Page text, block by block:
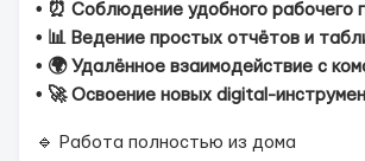
• ⏰ Соблюдение удобного рабочего
• 📊 Ведение простых отчётов и
• 🌍 Удалённое взаимодействие с
• 🚀 Освоение новых digital-
🔹 Работа полностью из дома